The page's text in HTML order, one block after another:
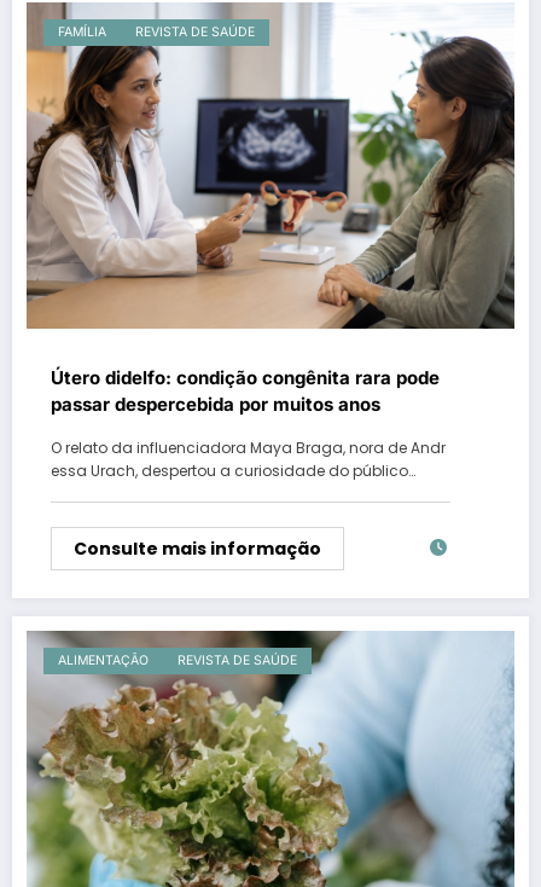
FAMÍLIA REVISTA DE SAÚDE
Útero didelfo: condição congênita rara pode
passar despercebida por muitos anos
O relato da influenciadora Maya Braga, nora de Andr
essa Urach, despertou a curiosidade do público…
Consulte mais informação
ALIMENTAÇÃO REVISTA DE SAÚDE